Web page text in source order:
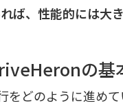
ば、性能的には大
の基
をどのように進め